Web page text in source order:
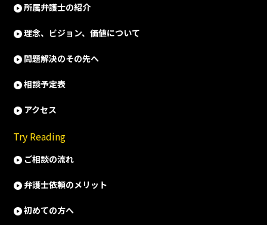
所属弁護士の紹介
理念、ビジョン、価値について
問題解決のその先へ
相談予定表
アクセス
Try Reading
ご相談の流れ
弁護士依頼のメリット
初めての方へ